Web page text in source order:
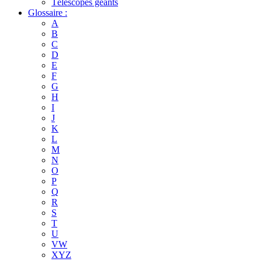
Télescopes géants
Glossaire :
A
B
C
D
E
F
G
H
I
J
K
L
M
N
O
P
Q
R
S
T
U
VW
XYZ